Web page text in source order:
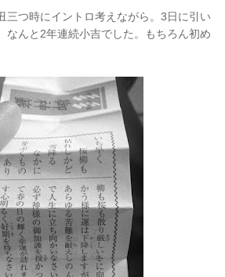
三つ時にイントロ考えながら。3日に引い
なんと 2年連続小吉でした。もちろん初め